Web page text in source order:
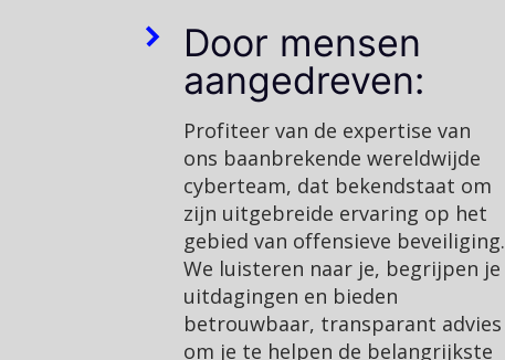
Door mensen
aangedreven:
Profiteer van de expertise van
ons baanbrekende wereldwijde
cyberteam, dat bekendstaat om
zijn uitgebreide ervaring op het
gebied van offensieve beveiliging.
We luisteren naar je, begrijpen je
uitdagingen en bieden
betrouwbaar, transparant advies
om je te helpen de belangrijkste